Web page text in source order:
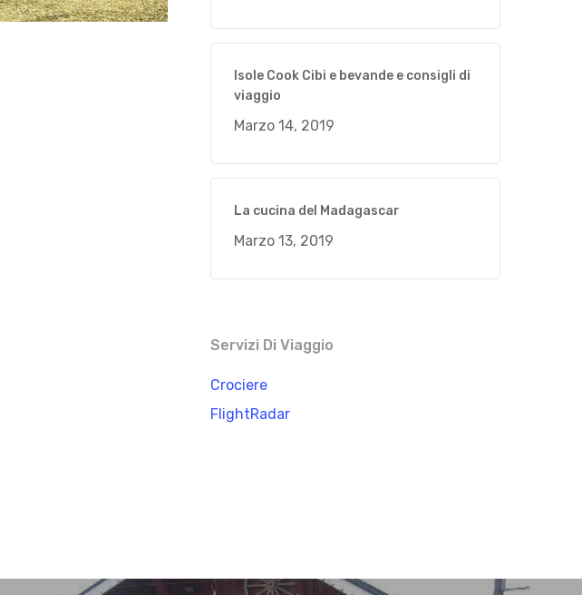
Isole Cook Cibi e bevande e consigli di
viaggio
Marzo 14, 2019
La cucina del Madagascar
Marzo 13, 2019
Servizi Di Viaggio
Crociere
FlightRadar